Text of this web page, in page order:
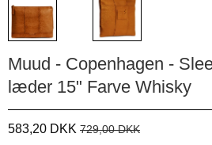
Muud - Copenhagen -
læder 15" Farve Whisky
583,20 DKK 729,00 DKK